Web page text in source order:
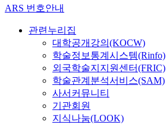
ARS 번호안내
관련누리집
대학공개강의(KOCW)
학술정보통계시스템(Rinfo)
외국학술지지원센터(FRIC)
학술관계분석서비스(SAM)
사서커뮤니티
기관회원
지식나눔(LOOK)